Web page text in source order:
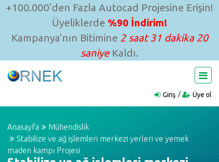
+100.000'den Fazla Autocad Projesine Erişin!
Üyeliklerde %90 İndirim!
Kampanya'nın Bitimine 2 saat 31 dakika 20
saniyeKaldı.
Giriş Üye ol
Anasayfa
Mühendislik
Stabilize ve ağ işlemleri merkezi yerleri ve yemek
maden kampı Projesi